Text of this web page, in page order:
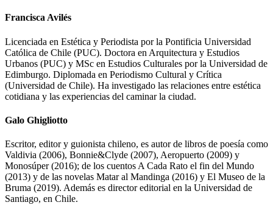
Francisca Avilés
Licenciada en Estética y Periodista por la Pontificia Universidad
Católica de Chile (PUC). Doctora en Arquitectura y Estudios
Urbanos (PUC) y MSc en Estudios Culturales por la Universidad de
Edimburgo. Diplomada en Periodismo Cultural y Crítica
(Universidad de Chile). Ha investigado las relaciones entre estética
cotidiana y las experiencias del caminar la ciudad.
Galo Ghigliotto
Escritor, editor y guionista chileno, es autor de libros de poesía como
Valdivia (2006), Bonnie&Clyde (2007), Aeropuerto (2009) y
Monosúper (2016); de los cuentos A Cada Rato el fin del Mundo
(2013) y de las novelas Matar al Mandinga (2016) y El Museo de la
Bruma (2019). Además es director editorial en la Universidad de
Santiago, en Chile.